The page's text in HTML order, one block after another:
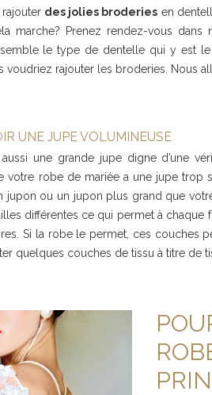
des jolies broderies en
marche? Prenez rendez-vous
le type de dentelle qui y est
voudriez rajouter les broderies. Nous
UNE JUPE VOLUMINEUSE
une grande jupe digne d’une
votre robe de mariée a une jupe trop
jupon ou un jupon plus grand que
différentes ce qui permet à
Si la robe le permet, ces couches
quelques couches de tissu à titre de